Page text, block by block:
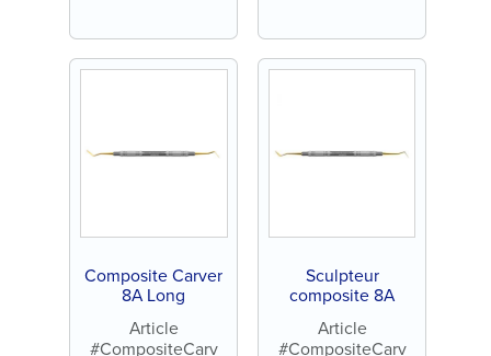
Composite Carver
8A Long
Article
#CompositeCarv
Sculpteur
composite 8A
Article
#CompositeCarv